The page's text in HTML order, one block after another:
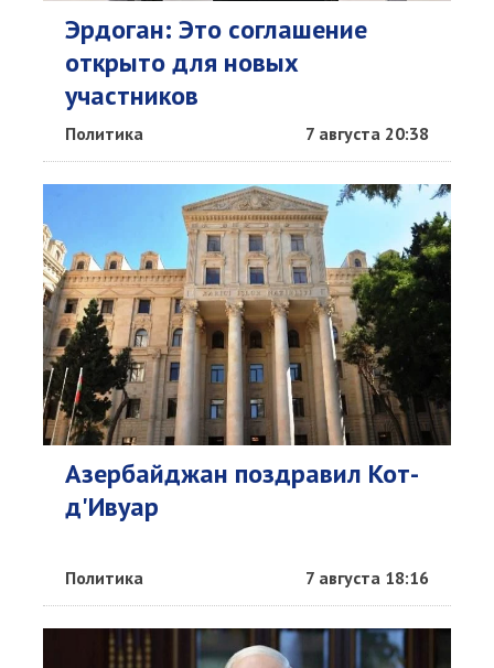
Эрдоган: Это соглашение
открыто для новых
участников
Политика 7 августа 20:38
Азербайджан поздравил Кот-
д'Ивуар
Политика 7 августа 18:16